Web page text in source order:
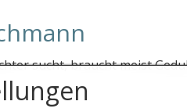
sucht, braucht meist